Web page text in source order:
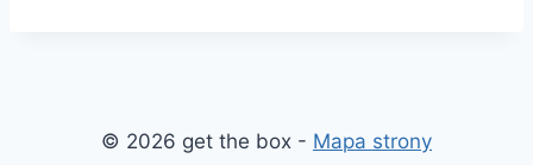
© 2026 get the box - Mapa strony